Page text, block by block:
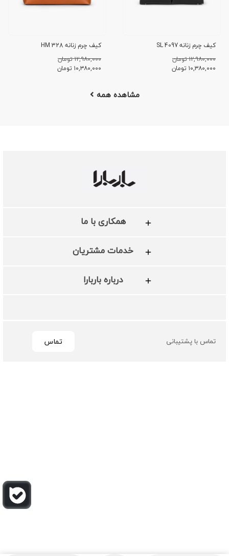
کیف چرم زنانه SL 4097
۱۲,۹۸۰,۰۰۰ تومان
۱۰,۳۸۰,۰۰۰ تومان
کیف چرم زنانه HM 328
۱۲,۹۸۰,۰۰۰ تومان
۱۰,۳۸۰,۰۰۰ تومان
مشاهده همه
همکاری با ما
خدمات مشتریان
درباره باربارا
تماس با پشتیبانی تماس